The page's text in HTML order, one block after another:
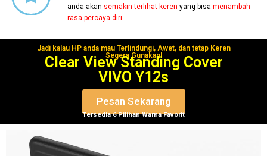
anda akan semakin terlihat keren yang bisamenambah
rasa percaya diri.
Jadi kalau HP anda mau Terlindungi, Awet, dan tetap Keren
Segera Gunakan!
Clear View Standing Cover
VIVO Y12s
Pesan Sekarang
Tersedia 6 Pilihan Warna Favorit